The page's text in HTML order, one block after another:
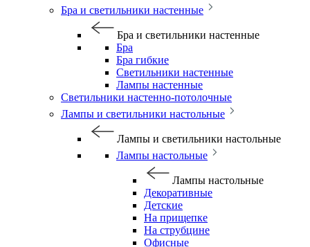
Бра и светильники настенные
Бра и светильники настенные
Бра
Бра гибкие
Светильники настенные
Лампы настенные
Светильники настенно-потолочные
Лампы и светильники настольные
Лампы и светильники настольные
Лампы настольные
Лампы настольные
Декоративные
Детские
На прищепке
На струбцине
Офисные